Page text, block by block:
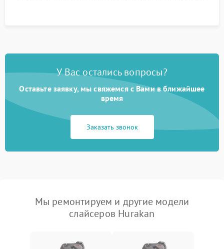
У Вас остались вопросы?
Оставьте заявку, мы свяжемся с Вами в ближайшее
время
Заказать звонок
Мы ремонтируем и другие модели
слайсеров Hurakan